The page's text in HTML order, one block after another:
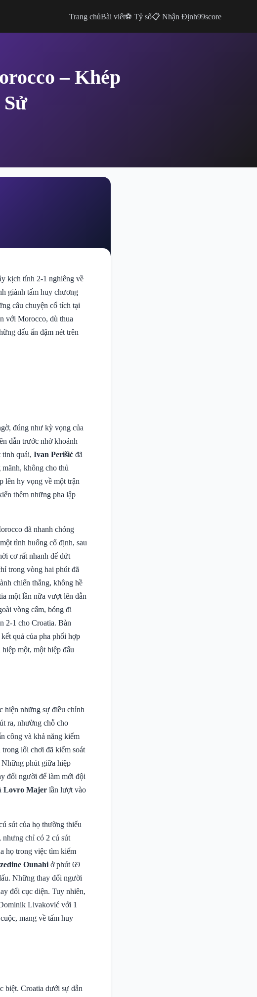
Trang chủBài viết⚽ Tỷ số📋 Nhận Định99score
– Khép
kịch tính 2-1 nghiêng về
giành tấm huy chương
câu chuyện cổ tích tại
với Morocco, dù thua
dấu ấn đậm nét trên
đúng như kỳ vọng của
dẫn trước nhờ khoảnh
tinh quái, Ivan Perišić đã
không cho thủ
lên hy vọng về một trận
thêm những pha lập
đã nhanh chóng
tình huống cố định, sau
cơ rất nhanh để dứt
trong vòng hai phút đã
chiến thắng, không hề
một lần nữa vượt lên dẫn
vòng cấm, bóng đi
2-1 cho Croatia. Bàn
quả của pha phối hợp
một, một hiệp đấu
hiện những sự điều chỉnh
ra, nhường chỗ cho
công và khả năng kiểm
lối chơi đã kiểm soát
phút giữa hiệp
đổi người để làm mới đội
Lovro Majer lần lượt vào
sút của họ thường thiếu
nhưng chỉ có 2 cú sút
họ trong việc tìm kiếm
Ounahi ở phút 69
Những thay đổi người
đổi cục diện. Tuy nhiên,
Livaković với 1
mang về tấm huy
biệt. Croatia dưới sự dẫn